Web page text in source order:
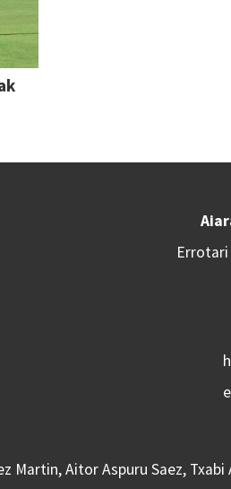
Errotari
Martin, Aitor Aspuru Saez,